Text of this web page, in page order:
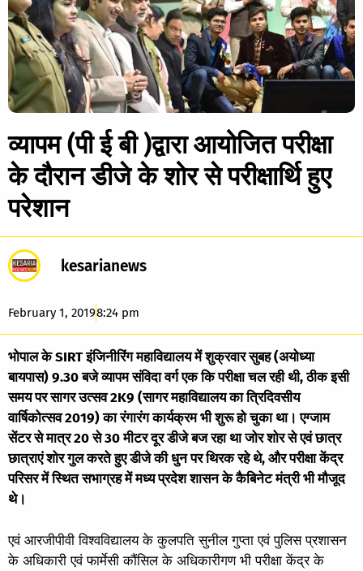
व्यापम (पी ई बी )द्वारा आयोजित परीक्षा
के दौरान डीजे के शोर से परीक्षार्थि हुए
परेशान
kesarianews
February 1, 20198:24 pm
भोपाल के SIRT इंजिनीरिंग महाविद्यालय में शुक्रवार सुबह (अयोध्या
बायपास) 9.30 बजे व्यापम संविदा वर्ग एक कि परीक्षा चल रही थी, ठीक इसी
समय पर सागर उत्सव 2K9 (सागर महाविद्यालय का त्रिदिवसीय
वार्षिकोत्सव 2019) का रंगारंग कार्यक्रम भी शुरू हो चुका था। एग्जाम
सेंटर से मात्र 20 से 30 मीटर दूर डीजे बज रहा था जोर शोर से एवं छात्र
छात्राएं शोर गुल करते हुए डीजे की धुन पर थिरक रहे थे, और परीक्षा केंद्र
परिसर में स्थित सभाग्रह में मध्य प्रदेश शासन के कैबिनेट मंत्री भी मौजूद
थे।
एवं आरजीपीवी विश्वविद्यालय के कुलपति सुनील गुप्ता एवं पुलिस प्रशासन
के अधिकारी एवं फार्मेसी कौंसिल के अधिकारीगण भी परीक्षा केंद्र के